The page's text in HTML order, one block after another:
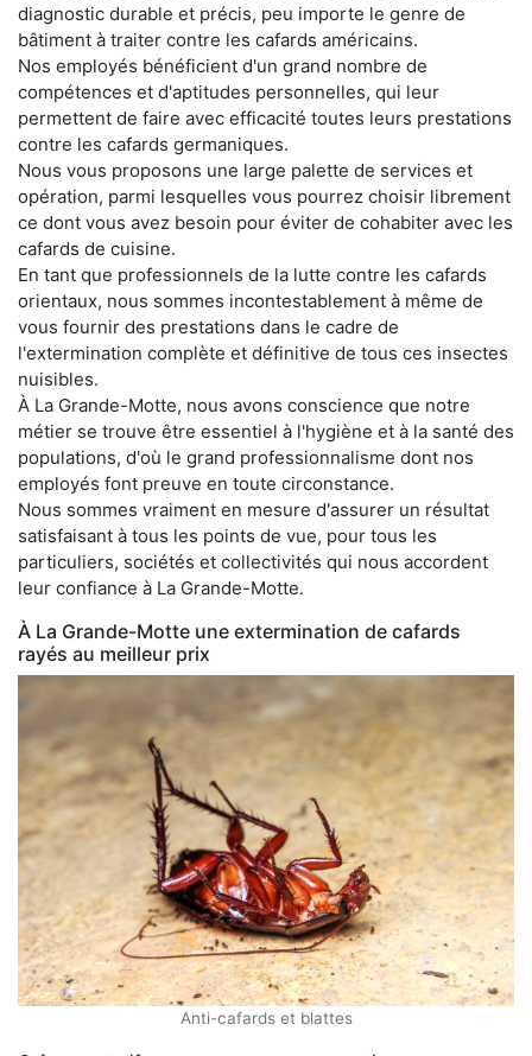
diagnostic durable et précis, peu importe le genre de
bâtiment à traiter contre les cafards américains.
Nos employés bénéficient d'un grand nombre de
compétences et d'aptitudes personnelles, qui leur
permettent de faire avec efficacité toutes leurs prestations
contre les cafards germaniques.
Nous vous proposons une large palette de services et
opération, parmi lesquelles vous pourrez choisir librement
ce dont vous avez besoin pour éviter de cohabiter avec les
cafards de cuisine.
En tant que professionnels de la lutte contre les cafards
orientaux, nous sommes incontestablement à même de
vous fournir des prestations dans le cadre de
l'extermination complète et définitive de tous ces insectes
nuisibles.
À La Grande-Motte, nous avons conscience que notre
métier se trouve être essentiel à l'hygiène et à la santé des
populations, d'où le grand professionnalisme dont nos
employés font preuve en toute circonstance.
Nous sommes vraiment en mesure d'assurer un résultat
satisfaisant à tous les points de vue, pour tous les
particuliers, sociétés et collectivités qui nous accordent
leur confiance à La Grande-Motte.
À La Grande-Motte une extermination de cafards
rayés au meilleur prix
Anti-cafards et blattes